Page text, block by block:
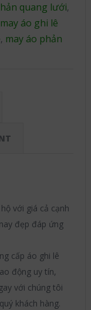
quang lưới,
may áo ghi lê
, may áo phản
với giá cả cạnh
đẹp đáp ứng
cấp áo ghi lê
động uy tín,
với chúng tôi
khách hàng.